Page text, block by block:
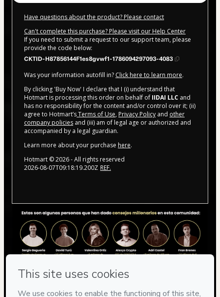
Have questions about the product? Please contact
Can't complete this purchase? Please visit our Help Center
If you need to submit a request to our support team, please
provide the code below:
CKTID-H87856144F1es8gvwf1-1786094297093-4083
Was your information autofill in? Click here to learn more.
By clicking 'Buy Now' I declare that I (i) understand that
Hotmart is processing this order on behalf of IIDAI LLC and
has no responsibility for the content and/or control over it; (ii)
agree to Hotmart’sTerms of Use, Privacy Policy and other
company policies and (iii) am of legal age or authorized and
accompanied by a legal guardian.
Learn more about your purchase here.
Hotmart ©2026- All rights reserved
2026-08-07T09:18:19.200Z REF.